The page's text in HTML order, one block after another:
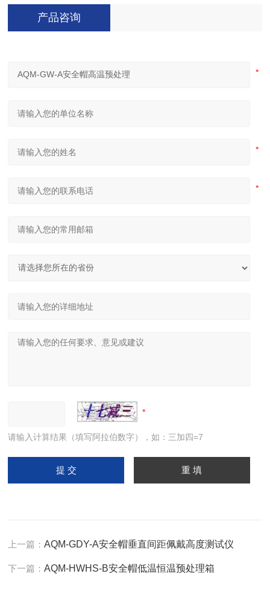
产品咨询
请输入计算结果（填写阿拉伯数字），如：三加四=7
上一篇：AQM-GDY-A安全帽垂直间距佩戴高度测试仪
下一篇：AQM-HWHS-B安全帽低温恒温预处理箱